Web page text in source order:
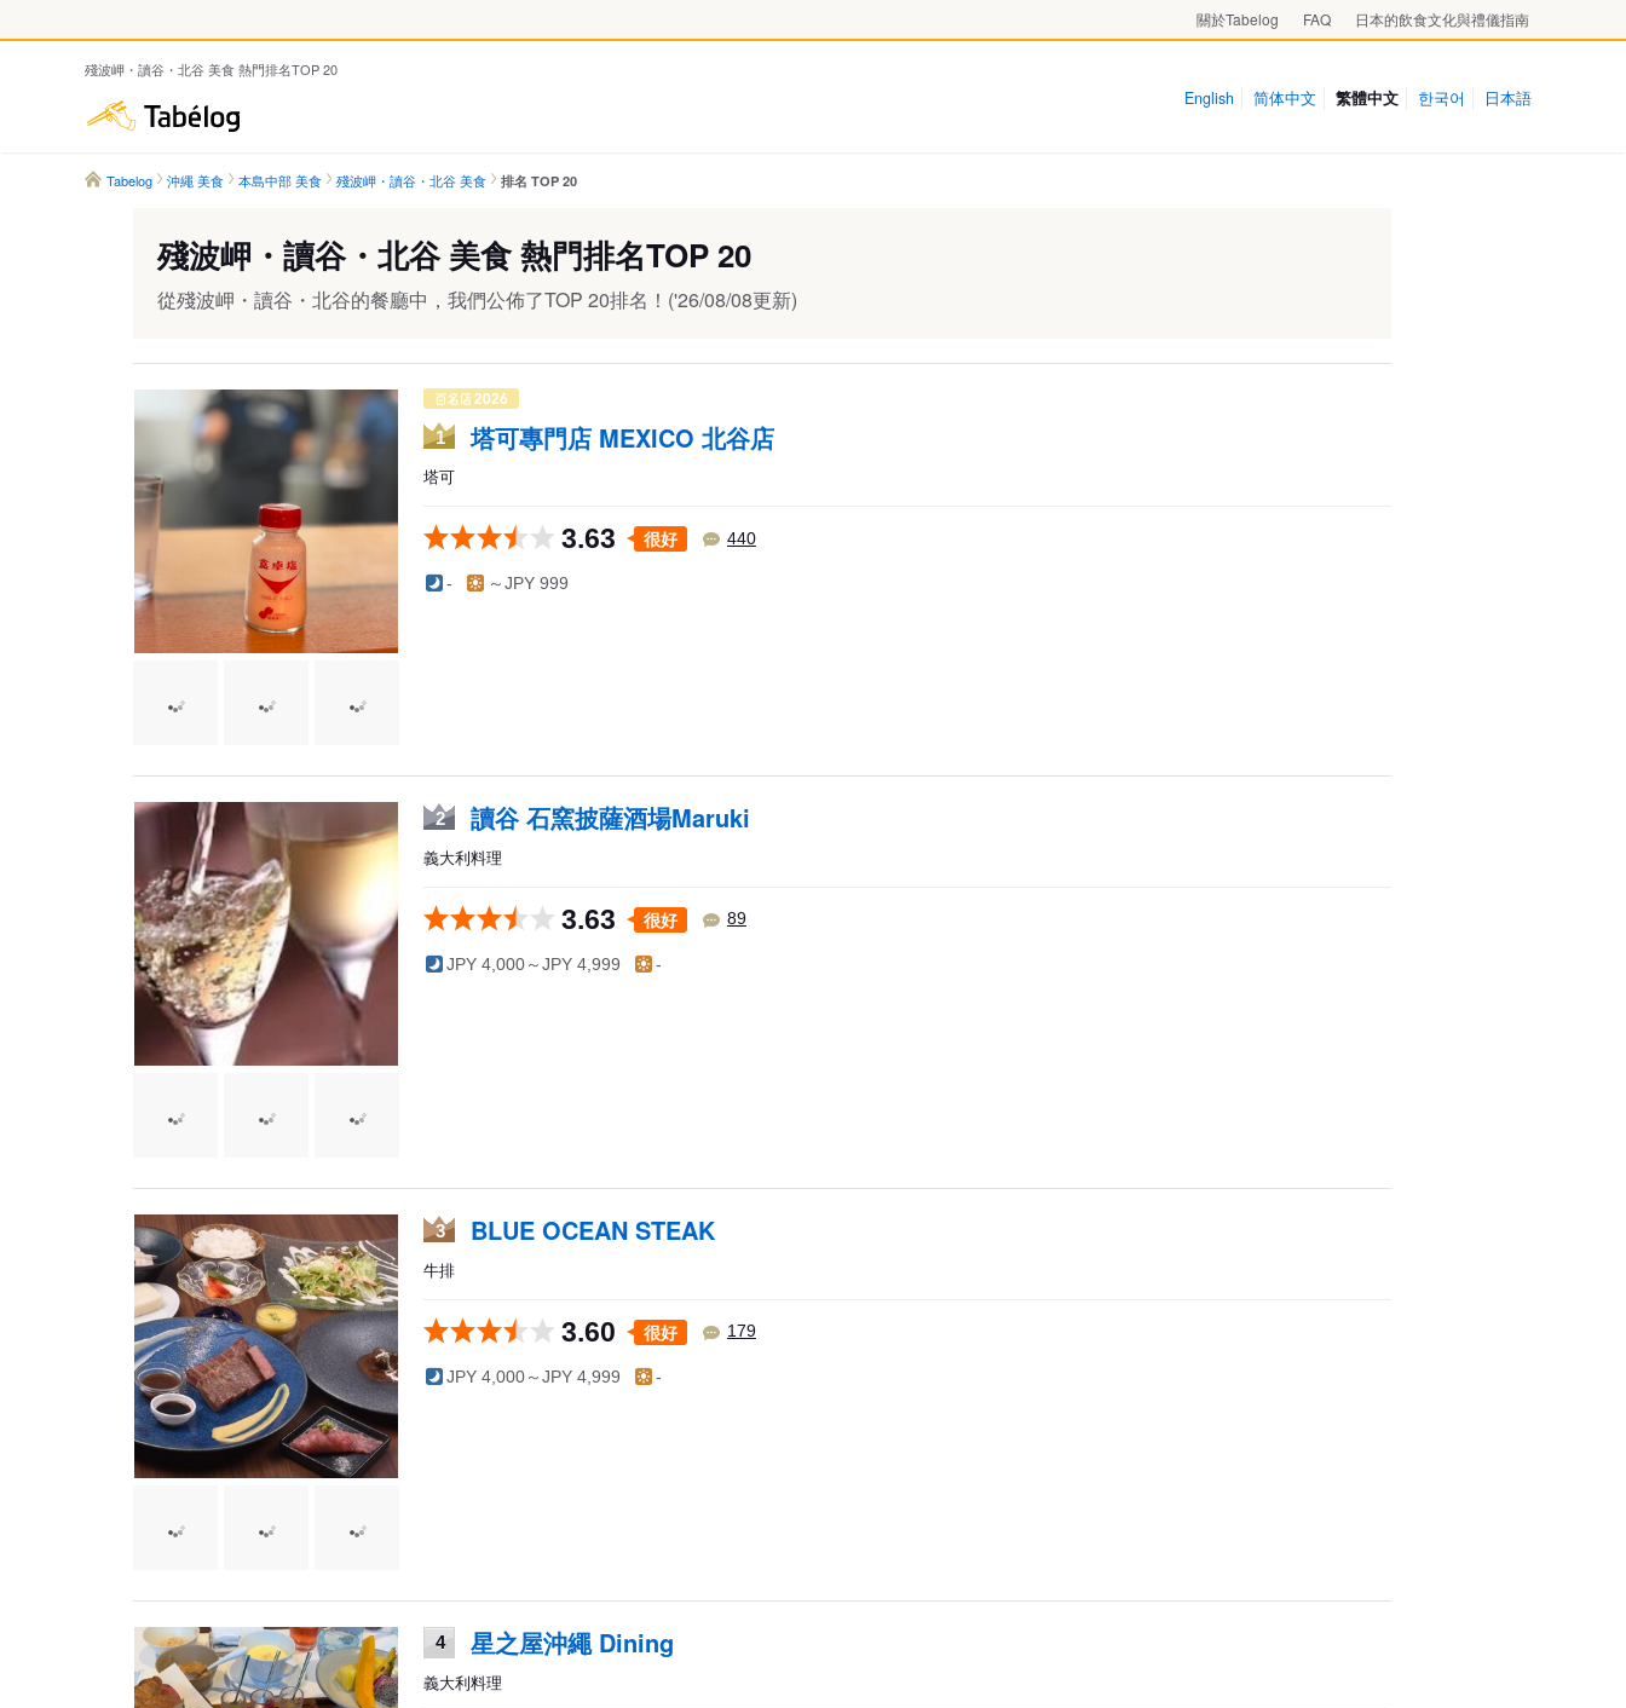
關於Tabelog FAQ 日本的飲食文化與禮儀指南
殘波岬・讀谷・北谷 美食 熱門排名TOP 20
English 简体中文 繁體中文 한국어 日本語
Tabelog 沖繩 美食 本島中部 美食 殘波岬・讀谷・北谷 美食 排名 TOP 20
殘波岬・讀谷・北谷 美食 熱門排名TOP 20
從殘波岬・讀谷・北谷的餐廳中，我們公佈了TOP 20排名！('26/08/08更新)
1 塔可專門店 MEXICO 北谷店
塔可
3.63 很好 440
- ～JPY 999
2 讀谷 石窯披薩酒場Maruki
義大利料理
3.63 很好 89
JPY 4,000～JPY 4,999 -
3 BLUE OCEAN STEAK
牛排
3.60 很好 179
JPY 4,000～JPY 4,999 -
4 星之屋沖繩 Dining
義大利料理